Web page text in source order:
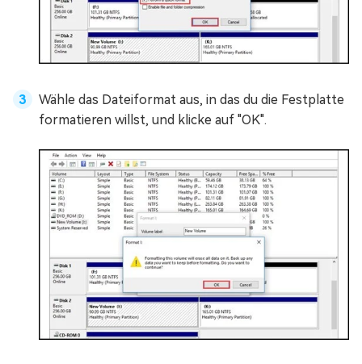
Wähle das Dateiformat aus, in das du die Festplatte
formatieren willst, und klicke auf "OK".